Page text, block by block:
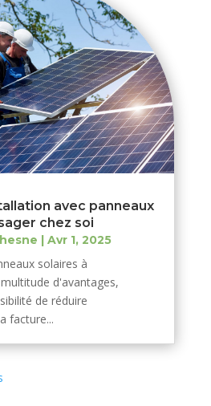
avec panneaux
chez soi
| Avr 1, 2025
solaires à
d'avantages,
de réduire
facture...